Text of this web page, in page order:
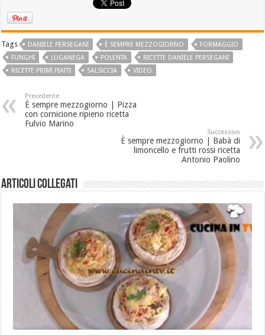
Tags DANIELE PERSEGANI È SEMPRE MEZZOGIORNO
FORMAGGIO
FUNGHI
LUGANEGA POLENTA
RICETTE DANIELE PERSEGANI
RICETTE PRIMI PIATTI
SALSICCIA VIDEO
Precedente
È sempre mezzogiorno | Pizza
con cornicione ripieno ricetta
Fulvio Marino
Successivo
È sempre mezzogiorno | Babà di
limoncello e frutti rossi ricetta
Antonio Paolino
Articoli collegati